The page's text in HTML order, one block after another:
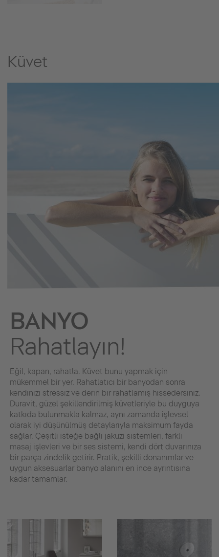
Küvet
BANYO
Rahatlayın!
Eğil, kapan, rahatla. Küvet bunu yapmak için
mükemmel bir yer. Rahatlatıcı bir banyodan sonra
kendinizi stressiz ve derin bir rahatlamış hissedersiniz.
Duravit, güzel şekillendirilmiş küvetleriyle bu duyguya
katkıda bulunmakla kalmaz, aynı zamanda işlevsel
olarak iyi düşünülmüş detaylarıyla maksimum fayda
sağlar. Çeşitli isteğe bağlı jakuzi sistemleri, farklı
masaj işlevleri ve bir ses sistemi, kendi dört duvarınıza
bir parça zindelik getirir. Pratik, şekilli donanımlar ve
uygun aksesuarlar banyo alanını en ince ayrıntısına
kadar tamamlar.